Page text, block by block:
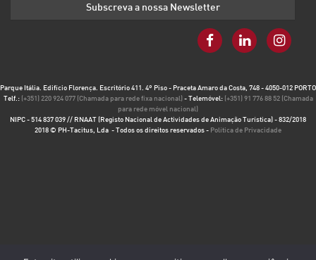
Parque Itália. Edifício Florença. Escritório 411. 4º Piso - Praceta Amaro da Costa, 748 - 4050-012 PORTO
Telf.: (+351) 220 924 077 (Chamada para rede fixa nacional) - Telemóvel: (+351) 91 776 88 52 (Chamada
para rede móvel nacional)
NIPC - 514 837 039 // RNAAT (Registo Nacional de Actividades de Animação Turística) - 832/2018
2018 © PH-Tacitus, Lda - Todos os direitos reservados - Política de Privacidade